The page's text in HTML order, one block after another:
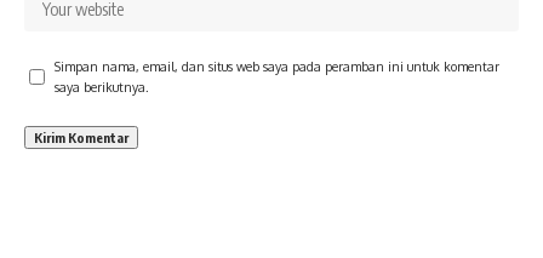
Simpan nama, email, dan situs web saya pada peramban ini untuk komentar
saya berikutnya.